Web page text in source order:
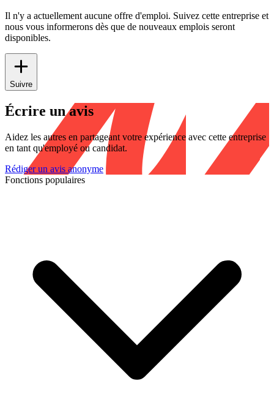
Il n'y a actuellement aucune offre d'emploi. Suivez cette entreprise et
nous vous informerons dès que de nouveaux emplois seront
disponibles.
Suivre
Écrire un avis
Aidez les autres en partageant votre expérience avec cette entreprise
en tant qu'employé ou candidat.
Rédiger un avis anonyme
Fonctions populaires